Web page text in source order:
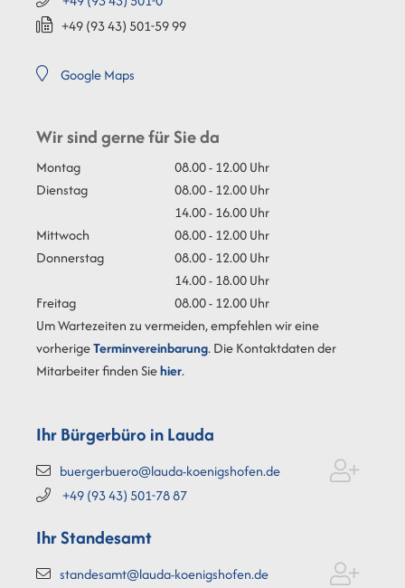
+49 (9343) 501-5999
Google Maps
Wir sind gerne für Sie da
Montag
08.00 - 12.00 Uhr
Dienstag
08.00 - 12.00 Uhr
14.00 - 16.00 Uhr
Mittwoch
08.00 - 12.00 Uhr
Donnerstag
08.00 - 12.00 Uhr
14.00 - 18.00 Uhr
Freitag
08.00 - 12.00 Uhr
Um Wartezeiten zu vermeiden, empfehlen wir eine
vorherigeTerminvereinbarung. Die Kontaktdaten der
Mitarbeiter finden Siehier.
Ihr Bürgerbüro in Lauda
buergerbuero@lauda-koenigshofen.de
+49 (9343) 501-7887
Ihr Standesamt
standesamt@lauda-koenigshofen.de